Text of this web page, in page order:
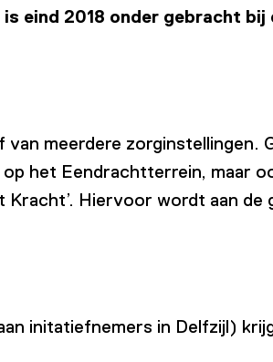
eind 2018 onder gebracht
meerdere zorginstellingen.
het Eendrachtterrein, maar
Hiervoor wordt aan
initatiefnemers in Delfzijl)